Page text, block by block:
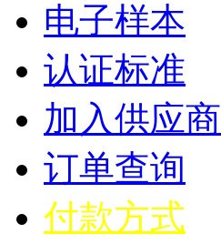
电子样本
认证标准
加入供应商
订单查询
付款方式